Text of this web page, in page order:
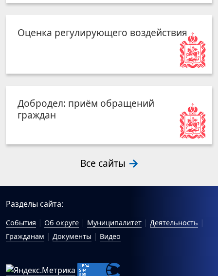
Оценка регулирующего воздействия
Добродел: приём обращений
граждан
Все сайты
Разделы сайта:
События Об округе Муниципалитет
Деятельность
Гражданам
Документы Видео